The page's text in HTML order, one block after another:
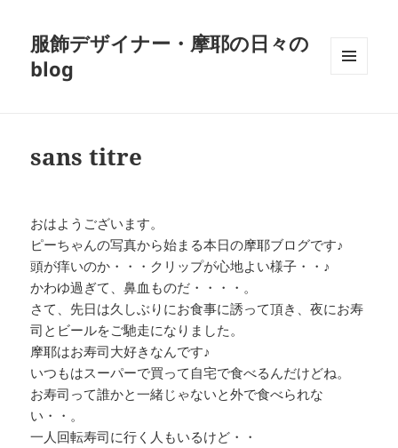
服飾デザイナー・摩耶の日々の
blog
sans titre
おはようございます。
ピーちゃんの写真から始まる本日の摩耶ブログです♪
頭が痒いのか・・・クリップが心地よい様子・・♪
かわゆ過ぎて、鼻血ものだ・・・・。
さて、先日は久しぶりにお食事に誘って頂き、夜にお寿
司とビールをご馳走になりました。
摩耶はお寿司大好きなんです♪
いつもはスーパーで買って自宅で食べるんだけどね。
お寿司って誰かと一緒じゃないと外で食べられな
い・・。
一人回転寿司に行く人もいるけど・・